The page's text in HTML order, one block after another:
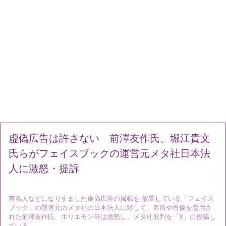
虚偽広告は許さない 前澤友作氏、堀江貴文
氏らがフェイスブックの運営元メタ社日本法
人に激怒・提訴
有名人などになりすました虚偽広告の掲載を 放置している「フェイス
ブック」の運営元のメタ社の日本法人に対して、名前や肖像を悪用さ
れた前澤友作氏、ホリエモン等は激怒し、メタ社批判を「X」に投稿し